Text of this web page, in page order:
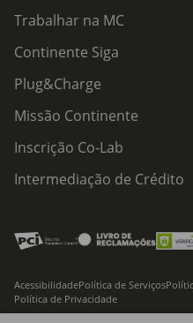
Trabalhar na MC
Continente Siga
Plug&Charge
Missão Continente
Inscrição Co-Lab
Intermediação de Crédito
AcessibilidadePolítica de Serviços
Política de Privacidade